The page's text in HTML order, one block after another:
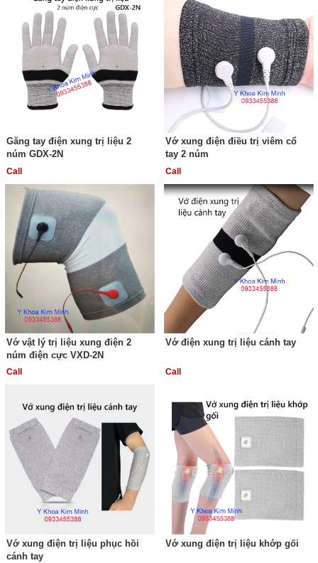
Găng tay điện xung trị liệu 2
núm GDX-2N
Call
Vớ xung điện điều trị viêm cổ
tay 2 núm
Call
Vớ vật lý trị liệu xung điện 2
núm điện cực VXD-2N
Call
Vớ điện xung trị liệu cánh tay
Call
Vớ xung điện trị liệu phục hồi
cánh tay
Vớ xung điện trị liệu khớp gối